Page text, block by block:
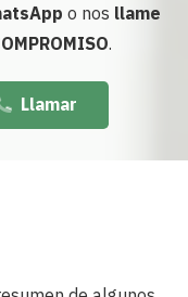
o nos llame
.
Llamar